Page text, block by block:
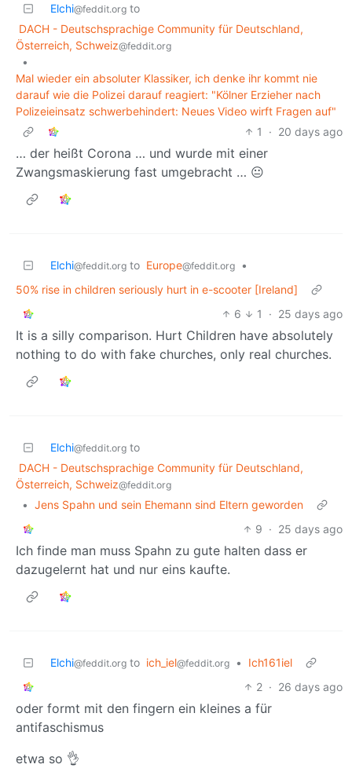
Elchi@feddit.org to
DACH - Deutschsprachige Community für Deutschland,
Österreich, Schweiz@feddit.org
•
Mal wieder ein absoluter Klassiker, ich denke ihr kommt nie
darauf wie die Polizei darauf reagiert: "Kölner Erzieher nach
Polizeieinsatz schwerbehindert: Neues Video wirft Fragen auf"
1
· 20 days ago
… der heißt Corona … und wurde mit einer
Zwangsmaskierung fast umgebracht … 😐
Elchi@feddit.org to Europe@feddit.org
•
50% rise in children seriously hurt in e-scooter [Ireland]
6
1 · 25 days ago
It is a silly comparison. Hurt Children have absolutely
nothing to do with fake churches, only real churches.
Elchi@feddit.org to
DACH - Deutschsprachige Community für Deutschland,
Österreich, Schweiz@feddit.org
• Jens Spahn und sein Ehemann sind Eltern geworden
9 · 25 days ago
Ich finde man muss Spahn zu gute halten dass er
dazugelernt hat und nur eins kaufte.
Elchi@feddit.org to ich_iel@feddit.org •
Ich161iel
2 · 26 days ago
oder formt mit den fingern ein kleines a für
antifaschismus
etwa so 👌